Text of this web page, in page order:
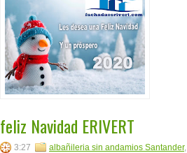
feliz Navidad ERIVERT
3:27 albañileria sin andamios Santander,